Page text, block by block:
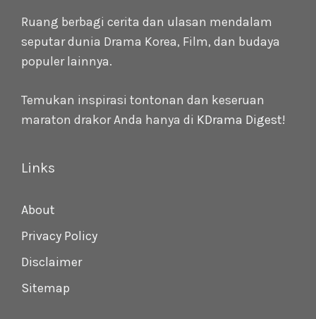
Ruang berbagi cerita dan ulasan mendalam
seputar dunia Drama Korea, Film, dan budaya
populer lainnya.
Temukan inspirasi tontonan dan keseruan
maraton drakor Anda hanya di KDrama Digest!
Links
About
Privacy Policy
Disclaimer
Sitemap